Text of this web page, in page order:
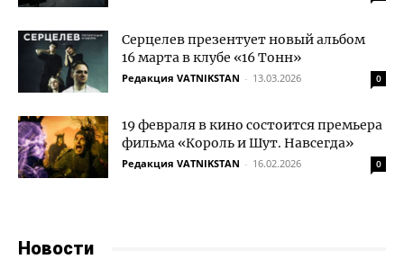
Серцелев презентует новый альбом
16 марта в клубе «16 Тонн»
Редакция VATNIKSTAN - 13.03.2026 0
19 февраля в кино состоится премьера
фильма «Король и Шут. Навсегда»
Редакция VATNIKSTAN - 16.02.2026 0
Новости